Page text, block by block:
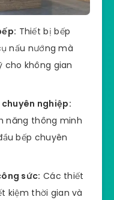
Thiết bị bếp
nấu nướng mà
cho không gian
nghiệp:
năng thông minh
bếp chuyên
sức: Các thiết
kiệm thời gian và